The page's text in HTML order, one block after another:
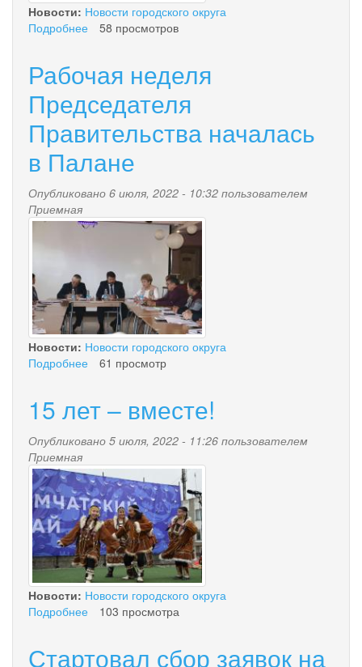
Новости: Новости городского округа
Подробнее
ОБОРОНЫ
58 просмотров
Рабочая неделя
Председателя
Правительства началась
в Палане
Опубликовано 6 июля, 2022 - 10:32 пользователем
Приемная
5.jpg
Новости: Новости городского округа
Подробнее
Председателя
началась
Палане
61 просмотр
15 лет – вместе!
Опубликовано 5 июля, 2022 - 11:26 пользователем
Приемная
1.jpg
Новости: Новости городского округа
Подробнее
–
103 просмотра
Стартовал сбор заявок на